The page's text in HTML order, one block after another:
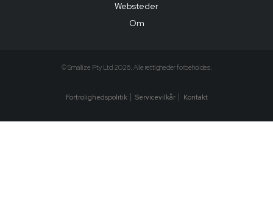
Websteder
Om
© Smallize Pty Ltd 2026. Alle rettigheder forbeholdes.
Fortrolighedspolitik Servicevilkår Kontakt